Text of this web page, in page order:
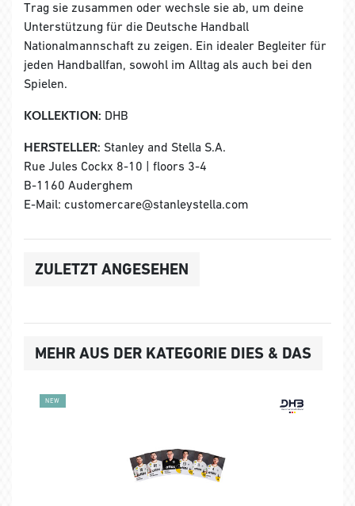
Trag sie zusammen oder wechsle sie ab, um deine
Unterstützung für die Deutsche Handball
Nationalmannschaft zu zeigen. Ein idealer Begleiter für
jeden Handballfan, sowohl im Alltag als auch bei den
Spielen.
KOLLEKTION: DHB
HERSTELLER: Stanley and Stella S.A.
Rue Jules Cockx 8-10 | floors 3-4
B-1160 Auderghem
E-Mail: customercare@stanleystella.com
ZULETZT ANGESEHEN
MEHR AUS DER KATEGORIE DIES & DAS
NEW